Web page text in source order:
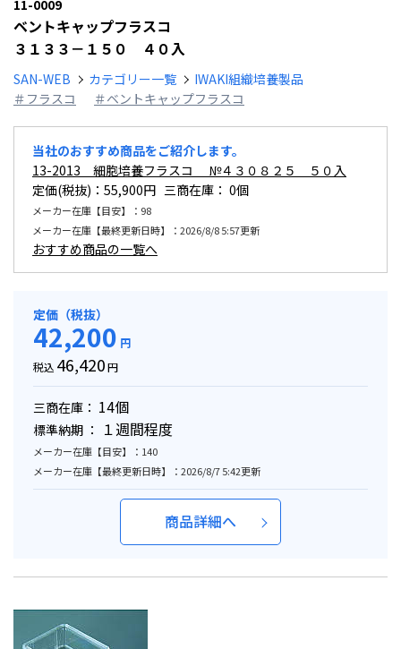
11-0009
ベントキャップフラスコ
３１３３－１５０ ４０入
SAN-WEB カテゴリー一覧
IWAKI組織培養製品
＃フラスコ
＃ベントキャップフラスコ
当社のおすすめ商品をご紹介します。
13-2013 細胞培養フラスコ №４３０８２５ ５０入
定価(税抜)：55,900円 三商在庫： 0個
メーカー在庫【目安】：98
メーカー在庫【最終更新日時】：2026/8/8 5:57更新
おすすめ商品の一覧へ
定価（税抜）
42,200 円
税込 46,420円
三商在庫： 14個
標準納期 ： １週間程度
メーカー在庫【目安】：140
メーカー在庫【最終更新日時】：2026/8/7 5:42更新
商品詳細へ